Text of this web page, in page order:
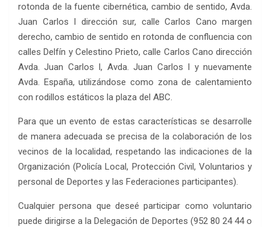
rotonda de la fuente cibernética, cambio de sentido, Avda.
Juan Carlos I dirección sur, calle Carlos Cano margen
derecho, cambio de sentido en rotonda de confluencia con
calles Delfín y Celestino Prieto, calle Carlos Cano dirección
Avda. Juan Carlos I, Avda. Juan Carlos I y nuevamente
Avda. España, utilizándose como zona de calentamiento
con rodillos estáticos la plaza del ABC.
Para que un evento de estas características se desarrolle
de manera adecuada se precisa de la colaboración de los
vecinos de la localidad, respetando las indicaciones de la
Organización (Policía Local, Protección Civil, Voluntarios y
personal de Deportes y las Federaciones participantes).
Cualquier persona que deseé participar como voluntario
puede dirigirse a la Delegación de Deportes (952 80 24 44 o